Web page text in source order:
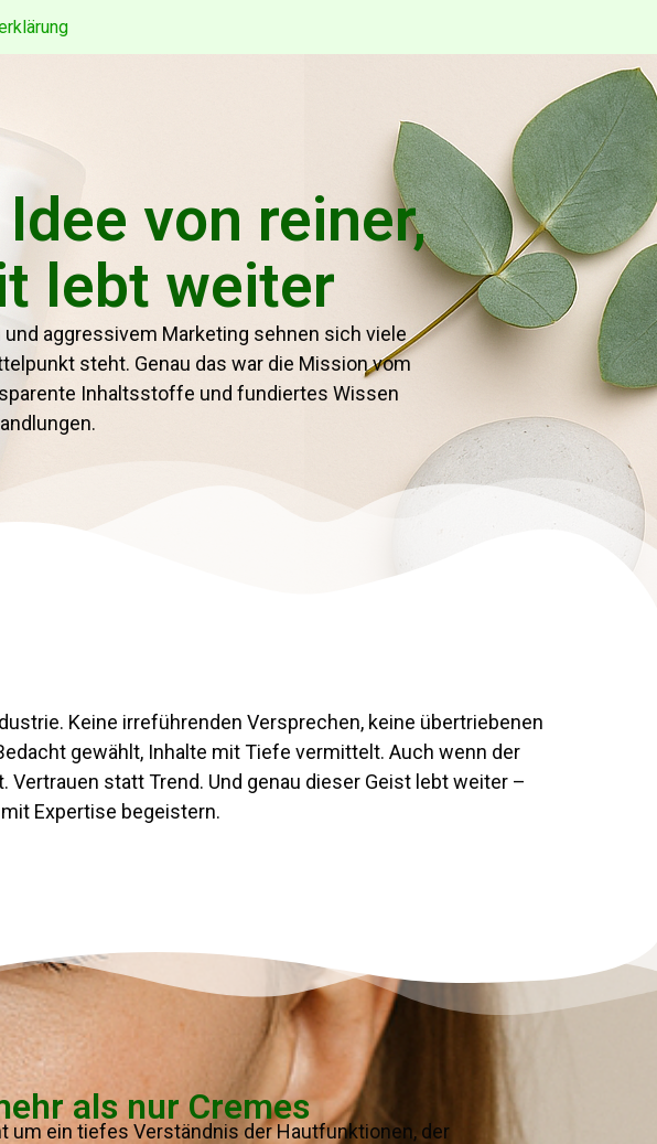
von reiner,
lebt weiter
aggressivem Marketing sehnen sich viele
steht. Genau das war die Mission vom
Inhaltsstoffe und fundiertes Wissen
Keine irreführenden Versprechen, keine übertriebenen
gewählt, Inhalte mit Tiefe vermittelt. Auch wenn der
statt Trend. Und genau dieser Geist lebt weiter –
Expertise begeistern.
als nur Cremes
um ein tiefes Verständnis der Hautfunktionen, der